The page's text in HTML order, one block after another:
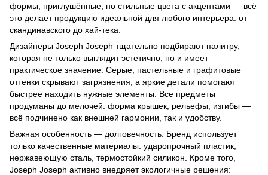
формы, приглушённые, но стильные цвета с акцентами — всё
это делает продукцию идеальной для любого интерьера: от
скандинавского до хай-тека.
Дизайнеры Joseph Joseph тщательно подбирают палитру,
которая не только выглядит эстетично, но и имеет
практическое значение. Серые, пастельные и графитовые
оттенки скрывают загрязнения, а яркие детали помогают
быстрее находить нужные элементы. Все предметы
продуманы до мелочей: форма крышек, рельефы, изгибы —
всё подчинено как внешней гармонии, так и удобству.
Важная особенность — долговечность. Бренд использует
только качественные материалы: ударопрочный пластик,
нержавеющую сталь, термостойкий силикон. Кроме того,
Joseph Joseph активно внедряет экологичные решения: